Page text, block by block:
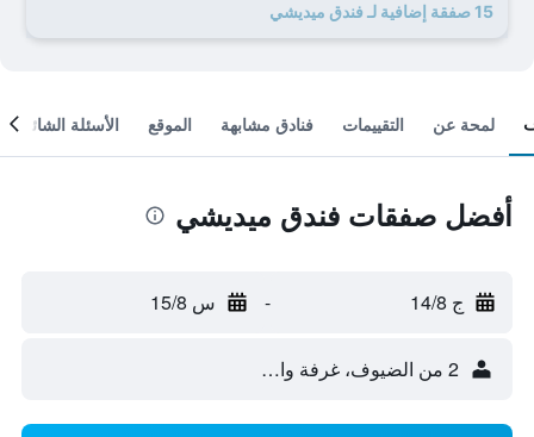
15 صفقة إضافية لـ فندق ميديشي
لمحة عن التقييمات فنادق مشابهة الموقع الأسئلة الشائعة
أفضل صفقات فندق ميديشي
ج 14/8 - س 15/8
2 من الضيوف، غرفة واحدة